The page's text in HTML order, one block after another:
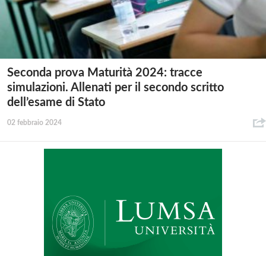
Seconda prova Maturità 2024: tracce
simulazioni. Allenati per il secondo scritto
dell’esame di Stato
02 febbraio 2024